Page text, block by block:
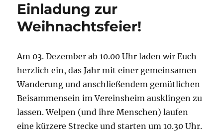
Einladung zur
Weihnachtsfeier!
Am 03. Dezember ab 10.00 Uhr laden wir Euch
herzlich ein, das Jahr mit einer gemeinsamen
Wanderung und anschließendem gemütlichen
Beisammensein im Vereinsheim ausklingen zu
lassen. Welpen (und ihre Menschen) laufen
eine kürzere Strecke und starten um 10.30 Uhr.